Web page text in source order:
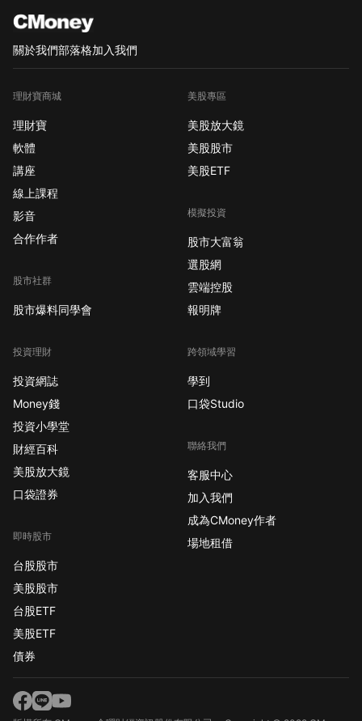
關於我們部落格加入我們
理財寶商城
理財寶
軟體
講座
線上課程
影音
合作作者
股市社群
股市爆料同學會
投資理財
投資網誌
Money錢
投資小學堂
財經百科
美股放大鏡
口袋證券
即時股市
台股股市
美股股市
台股ETF
美股ETF
債券
美股專區
美股放大鏡
美股股市
美股ETF
模擬投資
股市大富翁
選股網
雲端控股
報明牌
跨領域學習
學到
口袋Studio
聯絡我們
客服中心
加入我們
成為CMoney作者
場地租借